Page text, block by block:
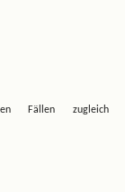
Fällen zugleich